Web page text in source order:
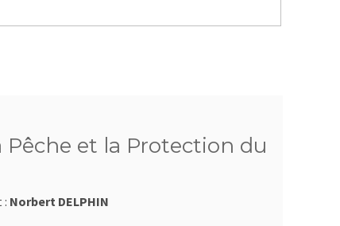
et la Protection du
: Norbert DELPHIN